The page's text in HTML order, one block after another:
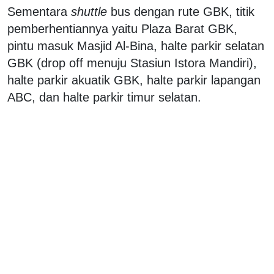
Sementara shuttle bus dengan rute GBK, titik
pemberhentiannya yaitu Plaza Barat GBK,
pintu masuk Masjid Al-Bina, halte parkir selatan
GBK (drop off menuju Stasiun Istora Mandiri),
halte parkir akuatik GBK, halte parkir lapangan
ABC, dan halte parkir timur selatan.